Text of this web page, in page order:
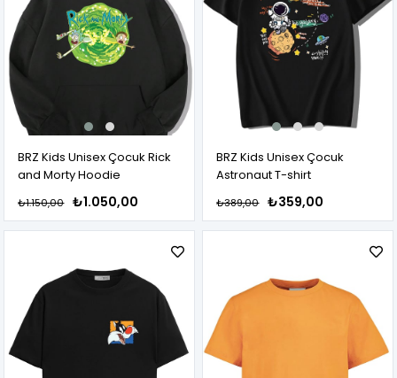
BRZ Kids Unisex Çocuk Rick
and Morty Hoodie
₺1.050,00
₺1.150,00
BRZ Kids Unisex Çocuk
Astronaut T-shirt
₺359,00
₺389,00